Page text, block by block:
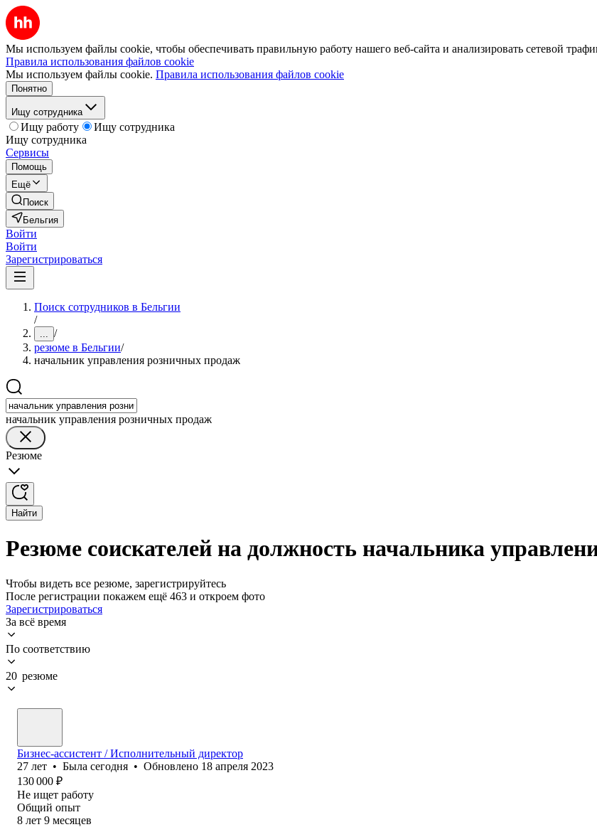
Мы используем файлы cookie, чтобы обеспечивать правильную работу нашего веб-сайта и анализировать сетевой
Правила использования файлов cookie
Мы используем файлы cookie. Правила использования файлов cookie
Понятно
Ищу сотрудника
Ищу работу
Ищу сотрудника
Ищу сотрудника
Сервисы
Помощь
Ещё
Поиск
Бельгия
Войти
Войти
Зарегистрироваться
Поиск сотрудников в Бельгии
/
... /
резюме в Бельгии/
начальник управления розничных продаж
начальник управления розничных продаж
Резюме
Найти
Резюме соискателей на должность начальника
Чтобы видеть все резюме, зарегистрируйтесь
После регистрации покажем ещё 463 и откроем фото
Зарегистрироваться
За всё время
По соответствию
20 резюме
Бизнес-ассистент / Исполнительный директор
27 лет • Была сегодня • Обновлено 18 апреля 2023
130 000 ₽
Не ищет работу
Общий опыт
8 лет 9 месяцев